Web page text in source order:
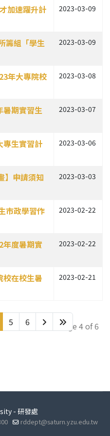
加速躍升計
2023-03-09
籌組「學生
2023-03-09
年大專院校
2023-03-08
暑期實習生
2023-03-07
專生實習計
2023-03-06
】申請須知
2023-03-03
市政學習作
2023-02-22
年度暑期實
2023-02-22
校在校生暑
2023-02-21
Page 4 of 6
5 6
- 研發處
rddept@saturn.yzu.edu.tw